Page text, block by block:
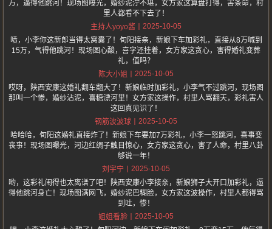
万，逼得他跳河！现场图曝光，婚纱泥泞不堪，女方家这算盘打得，害条命，村
里人都看不下去了！
主持人yoyo酱
2025-10-05
啧，小李你这新郎当得太窝囊了！旬阳接亲，新娘下车加彩礼，直接从8万喊到
15万，气得他跳河！现场图心酸，喜字还挂着，女方家这贪心，害得婚礼变葬
礼，值吗？
陈大小姐
2025-10-05
哎呀，陕西安康这婚礼翻车翻大了！新娘临时加彩礼，小李气不过跳河，现场图
那叫一个惨，婚纱沾泥，喜糖漂河里！女方家这操作，村里人骂翻天，彩礼害人
这回真见识了！
钢筋波波球
2025-10-05
哈哈哈，旬阳这婚礼直接炸了！新娘下车要加7万彩礼，小李一怒跳河，喜事变
丧事！现场图曝光，河边红绸子触目惊心，女方家这贪心，害了人命，村里八卦
够说一年！
刘宇宁
2025-10-05
哟，这彩礼闹得也太离谱了吧！陕西安康小李接亲，新娘狮子大开口加彩礼，逼
得他跳河身亡！现场图满网飞，婚纱泥巴糊脸，女方家这波操作，村里人都得骂
到吐，惨！
姐姐看脸
2025-10-05